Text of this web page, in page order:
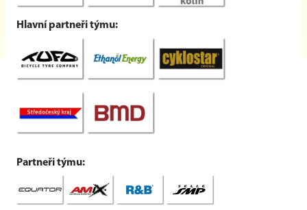
Hlavní partneři týmu:
Partneři týmu: